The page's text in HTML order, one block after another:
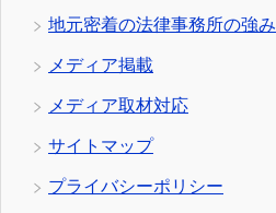
地元密着の法律事務所の強み
メディア掲載
メディア取材対応
サイトマップ
プライバシーポリシー